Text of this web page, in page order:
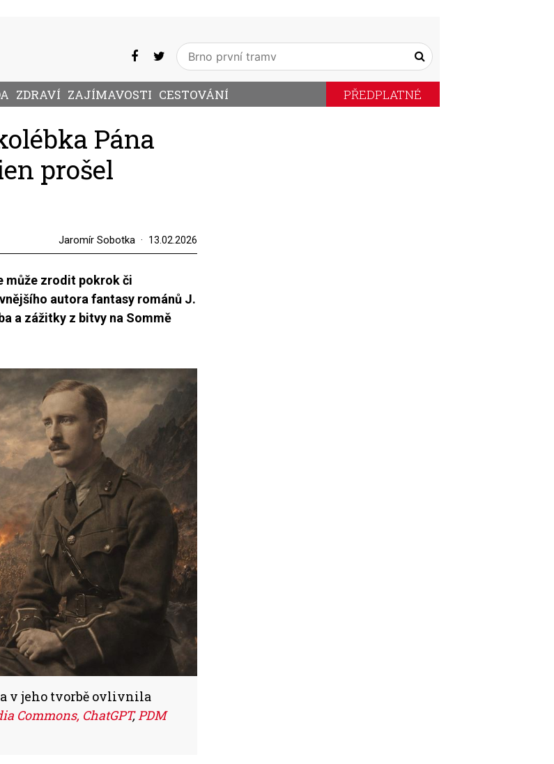
ZDRAVÍ ZAJÍMAVOSTI CESTOVÁNÍ PŘEDPLATNÉ
Pána
prošel
Jaromír Sobotka 13.02.2026
může zrodit pokrok či
autora fantasy románů J.
a zážitky z bitvy na Sommě
v jeho tvorbě ovlivnila
Commons, ChatGPT,PDM